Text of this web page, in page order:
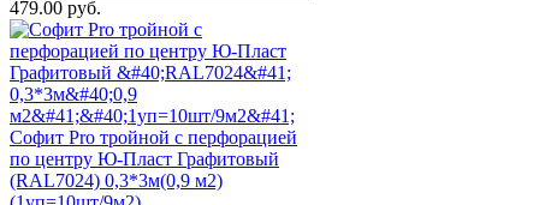
479.00 руб.
Софит Pro тройной с перфорацией
по центру Ю-Пласт Графитовый
(RAL7024) 0,3*3м(0,9 м2)